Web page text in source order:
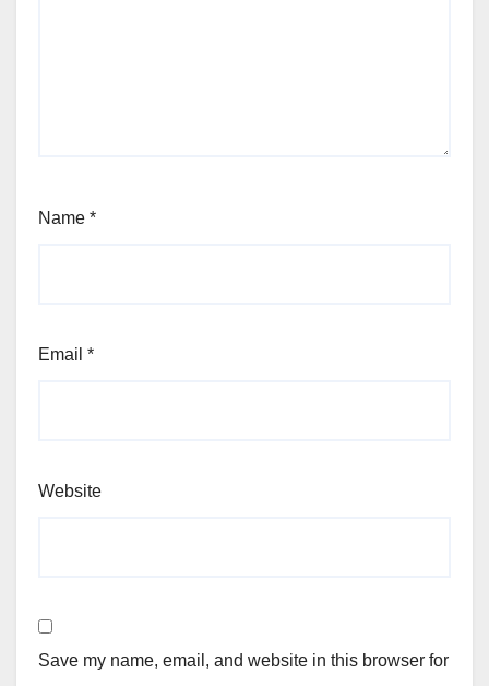
Name *
Email *
Website
Save my name, email, and website in this browser for